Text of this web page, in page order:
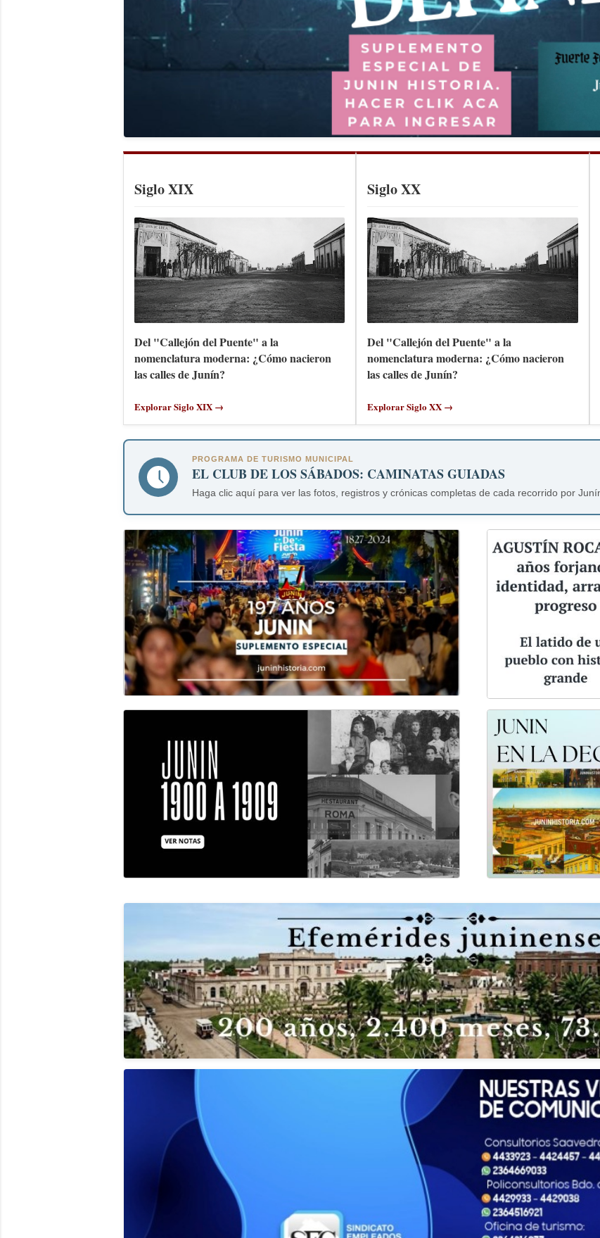
Siglo XIX
Del "Callejón del Puente" a la
nomenclatura moderna: ¿Cómo nacieron
las calles de Junín?
Explorar Siglo XIX →
Siglo XX
Del "Callejón del Puente" a la
nomenclatura moderna: ¿Cómo nacieron
las calles de Junín?
Explorar Siglo XX →
PROGRAMA DE TURISMO MUNICIPAL
EL CLUB DE LOS SÁBADOS: CAMINATAS GUIADAS
Haga clic aquí para ver las fotos, registros y crónicas completas de cada recorrido por